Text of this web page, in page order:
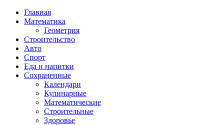
Главная
Математика
Геометрия
Строительство
Авто
Спорт
Еда и напитки
Сохраненные
Календари
Кулинарные
Математические
Строительные
Здоровье